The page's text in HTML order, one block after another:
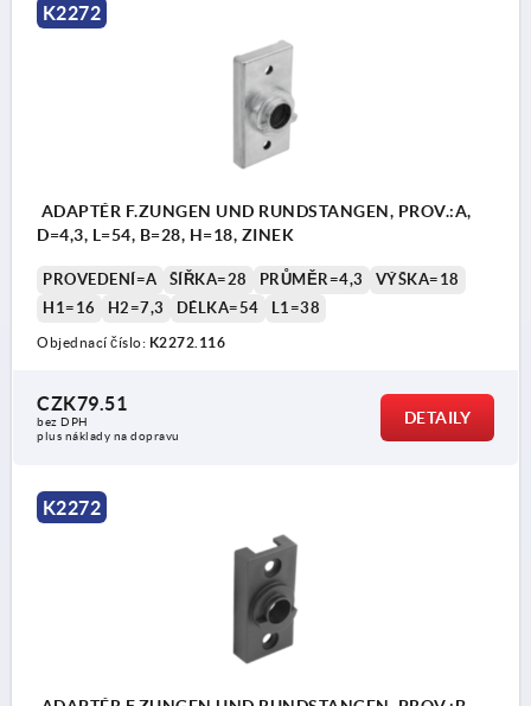
K2272
ADAPTÉR F.ZUNGEN UND RUNDSTANGEN, PROV.:A,
D=4,3, L=54, B=28, H=18, ZINEK
PROVEDENÍ=A ŠÍŘKA=28 PRŮMĚR=4,3
VÝŠKA=18
H1=16
H2=7,3 DÉLKA=54 L1=38
Objednací číslo: K2272.116
CZK79.51
bez DPH
plus náklady na dopravu
DETAILY
K2272